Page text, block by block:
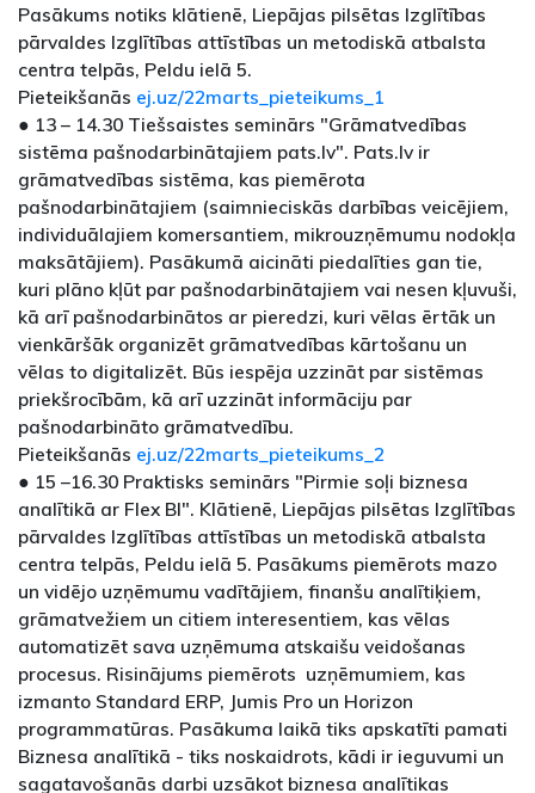
Pasākums notiks klātienē, Liepājas pilsētas Izglītības
pārvaldes Izglītības attīstības un metodiskā atbalsta
centra telpās, Peldu ielā 5.
Pieteikšanās ej.uz/22marts_pieteikums_1
● 13 – 14.30 Tiešsaistes seminārs "Grāmatvedības
sistēma pašnodarbinātajiem pats.lv". Pats.lv ir
grāmatvedības sistēma, kas piemērota
pašnodarbinātajiem (saimnieciskās darbības veicējiem,
individuālajiem komersantiem, mikrouzņēmumu nodokļa
maksātājiem). Pasākumā aicināti piedalīties gan tie,
kuri plāno kļūt par pašnodarbinātajiem vai nesen kļuvuši,
kā arī pašnodarbinātos ar pieredzi, kuri vēlas ērtāk un
vienkāršāk organizēt grāmatvedības kārtošanu un
vēlas to digitalizēt. Būs iespēja uzzināt par sistēmas
priekšrocībām, kā arī uzzināt informāciju par
pašnodarbināto grāmatvedību.
Pieteikšanās ej.uz/22marts_pieteikums_2
● 15 –16.30 Praktisks seminārs "Pirmie soļi biznesa
analītikā ar Flex BI". Klātienē, Liepājas pilsētas Izglītības
pārvaldes Izglītības attīstības un metodiskā atbalsta
centra telpās, Peldu ielā 5. Pasākums piemērots mazo
un vidējo uzņēmumu vadītājiem, finanšu analītiķiem,
grāmatvežiem un citiem interesentiem, kas vēlas
automatizēt sava uzņēmuma atskaišu veidošanas
procesus. Risinājums piemērots uzņēmumiem, kas
izmanto Standard ERP, Jumis Pro un Horizon
programmatūras. Pasākuma laikā tiks apskatīti pamati
Biznesa analītikā - tiks noskaidrots, kādi ir ieguvumi un
sagatavošanās darbi uzsākot biznesa analītikas